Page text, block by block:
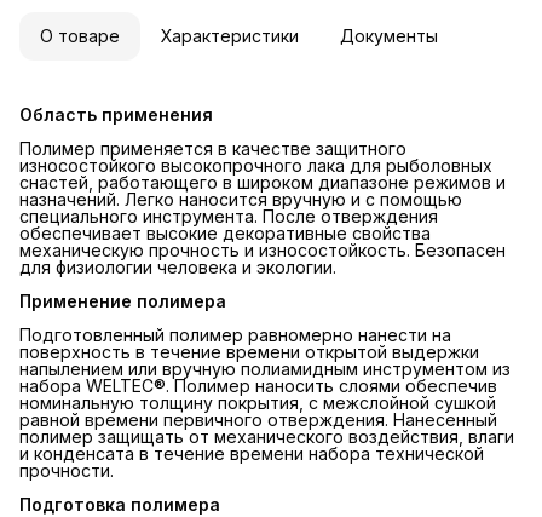
О товаре Характеристики Документы
Область применения
Полимер применяется в качестве защитного
износостойкого высокопрочного лака для рыболовных
снастей, работающего в широком диапазоне режимов и
назначений. Легко наносится вручную и с помощью
специального инструмента. После отверждения
обеспечивает высокие декоративные свойства
механическую прочность и износостойкость. Безопасен
для физиологии человека и экологии.
Применение полимера
Подготовленный полимер равномерно нанести на
поверхность в течение времени открытой выдержки
напылением или вручную полиамидным инструментом из
набора WELTEC®. Полимер наносить слоями обеспечив
номинальную толщину покрытия, с межслойной сушкой
равной времени первичного отверждения. Нанесенный
полимер защищать от механического воздействия, влаги
и конденсата в течение времени набора технической
прочности.
Подготовка полимера